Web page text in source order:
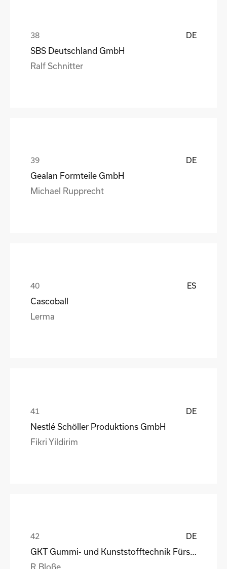
DE
SBS Deutschland GmbH
Ralf Schnitter
DE
Gealan Formteile GmbH
Michael Rupprecht
ES
Cascoball
Lerma
DE
Nestlé Schöller Produktions GmbH
Fikri Yildirim
DE
R.Bloße